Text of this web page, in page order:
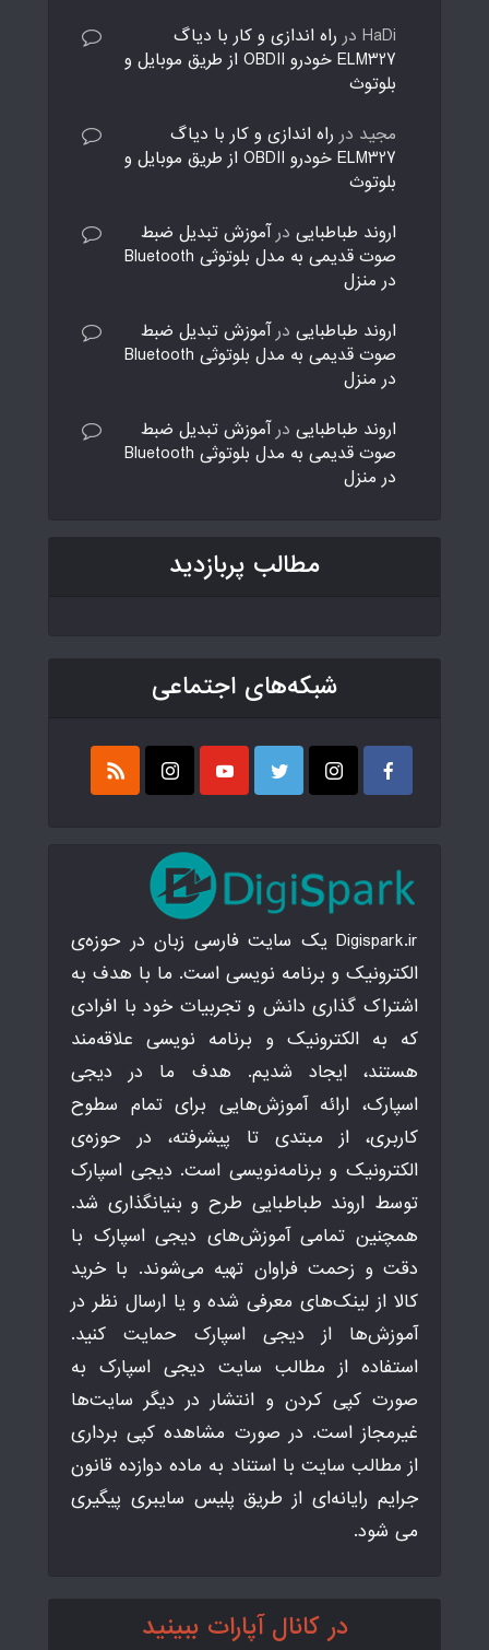
HaDi در راه اندازی و کار با دیاگ
ELM327 خودرو OBDII از طریق موبایل و
بلوتوث
مجید در راه اندازی و کار با دیاگ
ELM327 خودرو OBDII از طریق موبایل و
بلوتوث
اروند طباطبایی درآموزش تبدیل ضبط
صوت قدیمی به مدل بلوتوثی Bluetooth
در منزل
اروند طباطبایی درآموزش تبدیل ضبط
صوت قدیمی به مدل بلوتوثی Bluetooth
در منزل
اروند طباطبایی درآموزش تبدیل ضبط
صوت قدیمی به مدل بلوتوثی Bluetooth
در منزل
مطالب پربازدید
شبکه‌های اجتماعی
Digispark.ir یک سایت فارسی زبان در حوزه‌ی
الکترونیک و برنامه نویسی است. ما با هدف به
اشتراک گذاری دانش و تجربیات خود با افرادی
که به الکترونیک و برنامه نویسی علاقه‌مند
هستند، ایجاد شدیم. هدف ما در دیجی
اسپارک، ارائه آموزش‌هایی برای تمام سطوح
کاربری، از مبتدی تا پیشرفته، در حوزه‌ی
الکترونیک و برنامه‌نویسی است. دیجی اسپارک
توسط اروند طباطبایی طرح و بنیانگذاری شد.
همچنین تمامی آموزش‌های دیجی اسپارک با
دقت و زحمت فراوان تهیه می‌شوند. با خرید
کالا از لینک‌های معرفی شده و یا ارسال نظر در
آموزش‌ها از دیجی اسپارک حمایت کنید.
استفاده از مطالب سایت دیجی اسپارک به
صورت کپی کردن و انتشار در دیگر سایت‌ها
غیرمجاز است. در صورت مشاهده کپی برداری
از مطالب سایت با استناد به ماده دوازده قانون
جرایم رایانه‌ای از طریق پلیس سایبری پیگیری
می شود.
در کانال آپارات ببینید